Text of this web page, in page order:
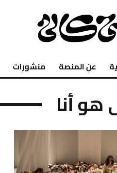
عن المنصة منشورات
أنا